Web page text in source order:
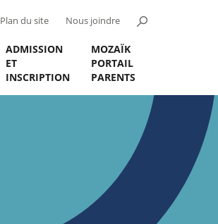
Plan du site Nous joindre
ADMISSION
ET
INSCRIPTION
MOZAÏK
PORTAIL
PARENTS